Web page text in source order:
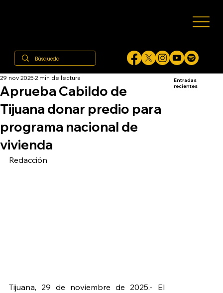
Aprueba Cabildo de
Tijuana donar predio para
programa nacional de
vivienda
29 nov 2025 2 min de lectura
Redacción
Tijuana, 29 de noviembre de 2025.- El
Entradas
recientes